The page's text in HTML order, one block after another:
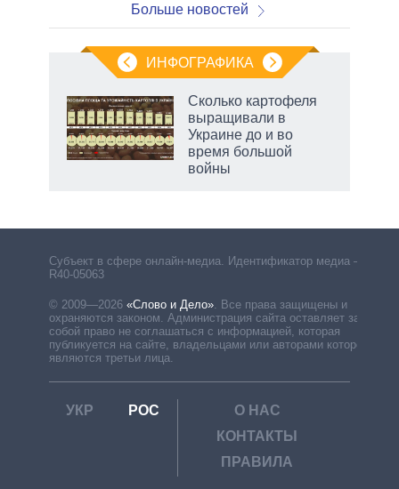
Больше новостей
ИНФОГРАФИКА
Сколько картофеля
выращивали в
Украине до и во
время большой
войны
Субъект в сфере онлайн-медиа. Идентификатор медиа –
R40-05063
© 2009—2026 «Слово и Дело»
Все права защищены и
охраняются законом. Администрация сайта оставляет за
собой право не соглашаться с информацией, которая
публикуется на сайте, владельцами или авторами которой
являются третьи лица.
УКР РОС
О НАС
КОНТАКТЫ
ПРАВИЛА